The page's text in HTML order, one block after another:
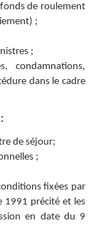
de roulement
;
;
condamnations,
dans le cadre
de séjour;
;
fixées par
1991 précité et les
en date du 9